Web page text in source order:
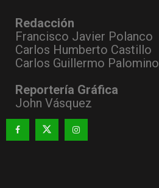
Redacción
Francisco Javier Polanco
Carlos Humberto Castillo
Carlos Guillermo Palomino
Reportería Gráfica
John Vásquez